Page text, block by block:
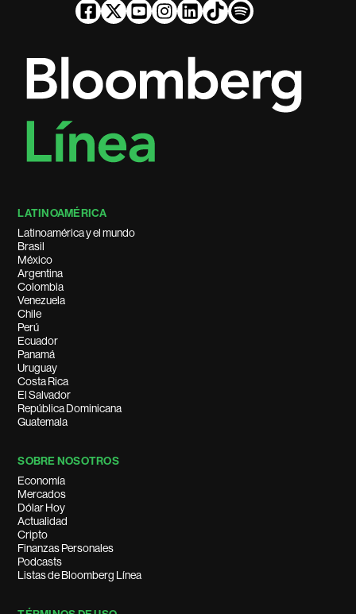
LATINOAMÉRICA
Latinoamérica y el mundo
Brasil
México
Argentina
Colombia
Venezuela
Chile
Perú
Ecuador
Panamá
Uruguay
Costa Rica
El Salvador
República Dominicana
Guatemala
SOBRE NOSOTROS
Economía
Mercados
Dólar Hoy
Actualidad
Cripto
Finanzas Personales
Podcasts
Listas de Bloomberg Línea